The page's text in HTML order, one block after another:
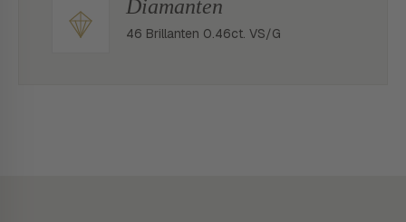
Diamanten
46 Brillanten 0.46ct. VS/G